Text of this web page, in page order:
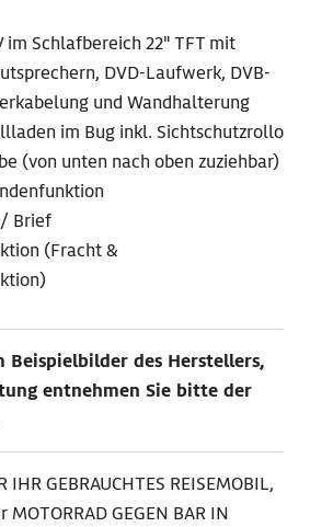
im Schlafbereich 22" TFT mit
DVD-Laufwerk, DVB-
und Wandhalterung
im Bug inkl. Sichtschutzrollo
(von unten nach oben zuziehbar)
Brief
(Fracht &
Beispielbilder des Herstellers,
entnehmen Sie bitte der
IHR GEBRAUCHTES REISEMOBIL,
MOTORRAD GEGEN BAR IN